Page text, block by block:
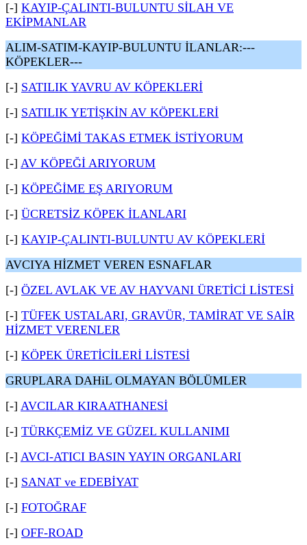
[-] KAYIP-ÇALINTI-BULUNTU SİLAH VE
EKİPMANLAR
ALIM-SATIM-KAYIP-BULUNTU İLANLAR:---
KÖPEKLER---
[-] SATILIK YAVRU AV KÖPEKLERİ
[-] SATILIK YETİŞKİN AV KÖPEKLERİ
[-] KÖPEĞİMİ TAKAS ETMEK İSTİYORUM
[-] AV KÖPEĞİ ARIYORUM
[-] KÖPEĞİME EŞ ARIYORUM
[-] ÜCRETSİZ KÖPEK İLANLARI
[-] KAYIP-ÇALINTI-BULUNTU AV KÖPEKLERİ
AVCIYA HİZMET VEREN ESNAFLAR
[-] ÖZEL AVLAK VE AV HAYVANI ÜRETİCİ LİSTESİ
[-] TÜFEK USTALARI, GRAVÜR, TAMİRAT VE SAİR
HİZMET VERENLER
[-] KÖPEK ÜRETİCİLERİ LİSTESİ
GRUPLARA DAHiL OLMAYAN BÖLÜMLER
[-] AVCILAR KIRAATHANESİ
[-] TÜRKÇEMİZ VE GÜZEL KULLANIMI
[-] AVCI-ATICI BASIN YAYIN ORGANLARI
[-] SANAT ve EDEBİYAT
[-] FOTOĞRAF
[-] OFF-ROAD